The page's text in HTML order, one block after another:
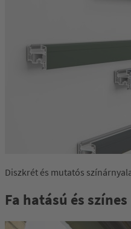
Diszkrét és mutatós
Fa hatású és